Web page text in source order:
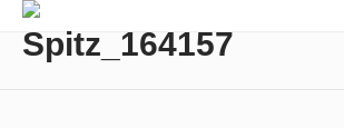
Spitz_164157